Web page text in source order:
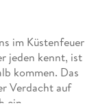
im Küstenfeuer
jeden kennt, ist
kommen. Das
Verdacht auf
ein